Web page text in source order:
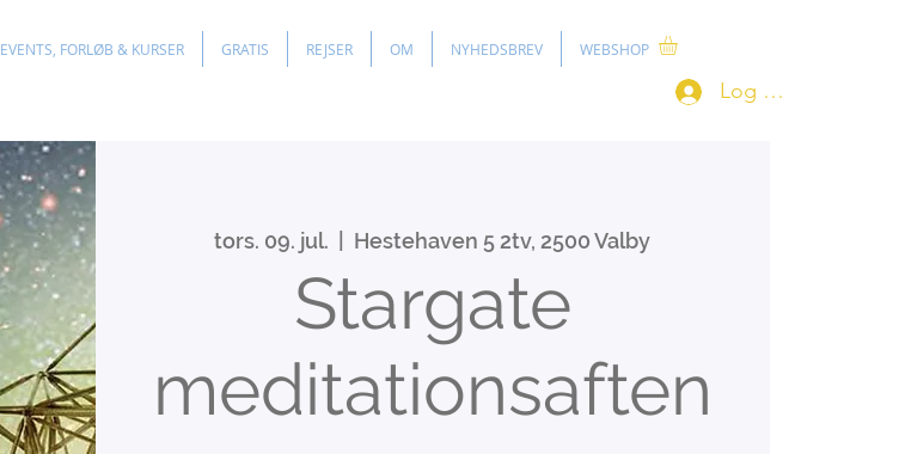
EVENTS, FORLØB & KURSER GRATIS REJSER OM NYHEDSBREV WEBSHOP
Log ind
tors. 09. jul. Hestehaven 5 2tv, 2500 Valby
Stargate
meditationsaften